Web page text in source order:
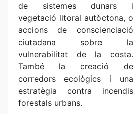
de sistemes dunars i
vegetació litoral autòctona, o
accions de conscienciació
ciutadana sobre la
vulnerabilitat de la costa.
També la creació de
corredors ecològics i una
estratègia contra incendis
forestals urbans.